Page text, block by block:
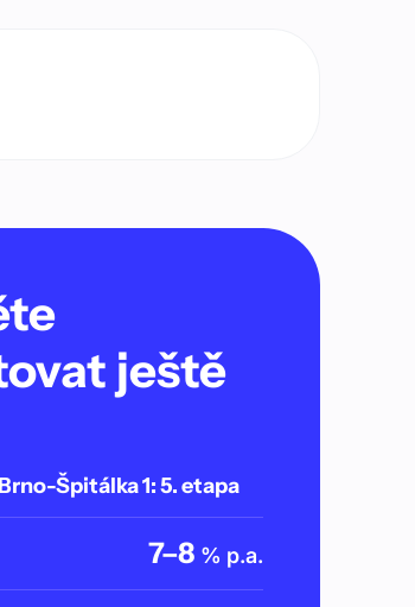
ještě
Špitálka 1: 5. etapa
7–8 % p.a.